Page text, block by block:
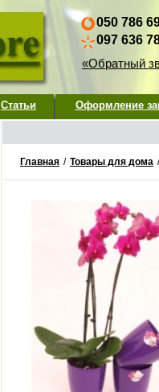
050 786
097 636
«Обратный
Статьи Оформление
Главная / Товары для дома